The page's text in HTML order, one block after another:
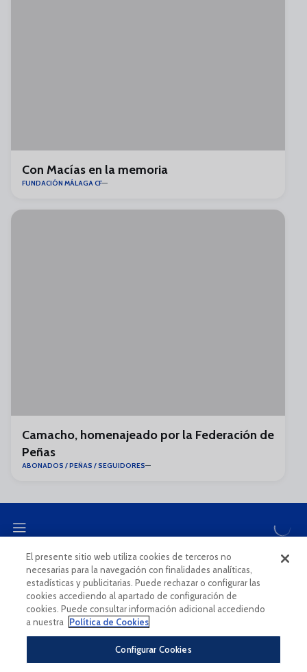
Con Macías en la memoria
FUNDACIÓN MÁLAGA CF
Camacho, homenajeado por la Federación de
Peñas
ABONADOS / PEÑAS / SEGUIDORES
CANAL ÉTICO
El presente sitio web utiliza cookies de terceros no
necesarias para la navegación con finalidades analíticas,
estadísticas y publicitarias. Puede rechazar o configurar las
cookies accediendo al apartado de configuración de
cookies. Puede consultar información adicional accediendo
a nuestra
Política de Cookies
Configurar Cookies